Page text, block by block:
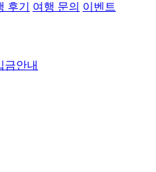
후기 여행 문의 이벤트
금안내